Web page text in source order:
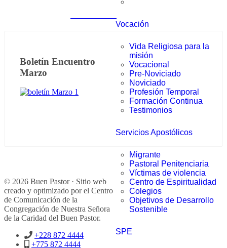
Vocación
Vida Religiosa para la
misión
Vocacional
Pre-Noviciado
Noviciado
Profesión Temporal
Formación Continua
Testimonios
Servicios Apostólicos
Migrante
Pastoral Penitenciaria
Víctimas de violencia
Centro de Espiritualidad
Colegios
Objetivos de Desarrollo
Sostenible
SPE
Boletín Encuentro
Marzo
© 2026 Buen Pastor · Sitio web
creado y optimizado por el Centro
de Comunicación de la
Congregación de Nuestra Señora
de la Caridad del Buen Pastor.
+228 872 4444
+775 872 4444